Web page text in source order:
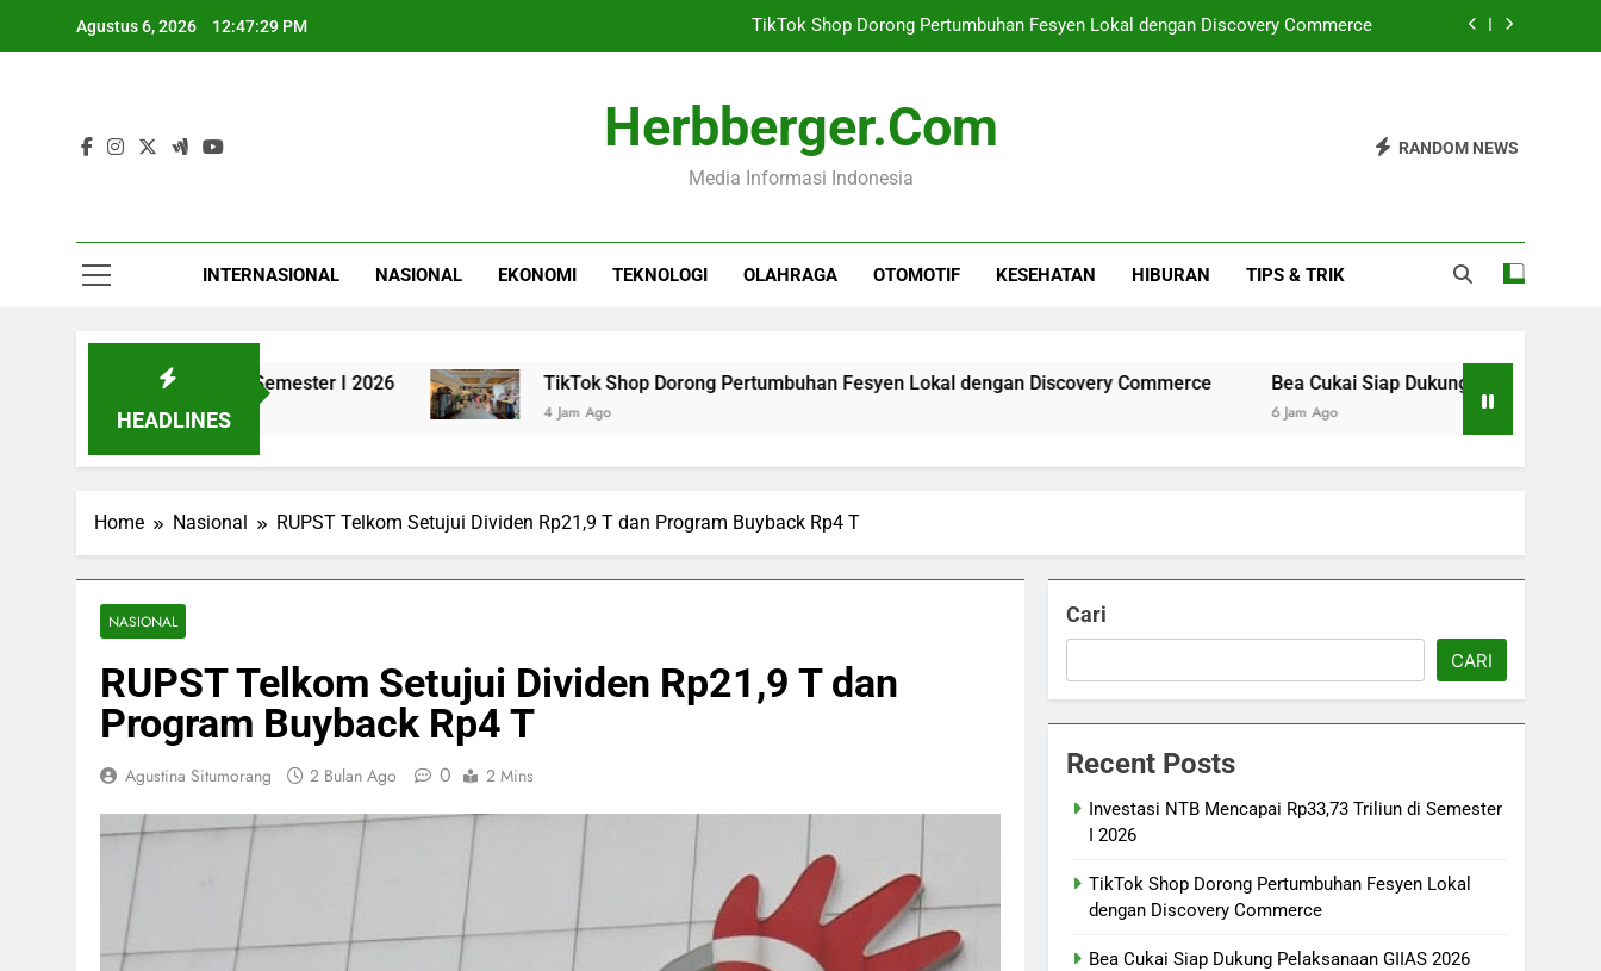
Agustus 6, 2026 12:47:30 PM TikTok Shop Dorong Pertumbuhan Fesyen Lokal dengan Discovery Commerce
Yusril: Hukuman Mati untuk Koruptor Sudah Diatur dalam UU
Investasi NTB Mencapai Rp33,73 Triliun di Semester I 2026
Bea Cukai Siap Dukung Pelaksanaan GIIAS 2026 dengan Lancar
Herbberger.com
Media Informasi Indonesia
RANDOM NEWS
INTERNASIONAL NASIONAL EKONOMI TEKNOLOGI OLAHRAGA OTOMOTIF KESEHATAN HIBURAN TIPS & TRIK
HEADLINES
Rp33,73 Triliun di Semester I 2026 TikTok Shop Dorong Pertumbuhan Fesyen Lokal dengan Discovery Commerce
4 Jam Ago
Bea Cukai Siap Dukung Pelaksanaan GIIAS
Home Nasional RUPST Telkom Setujui Dividen Rp21,9 T dan Program Buyback Rp4 T
NASIONAL
RUPST Telkom Setujui Dividen Rp21,9 T dan
Program Buyback Rp4 T
Agustina Situmorang 2 Bulan Ago 0 2 Mins
Cari
CARI
Recent Posts
Investasi NTB Mencapai Rp33,73 Triliun di Semester
I 2026
TikTok Shop Dorong Pertumbuhan Fesyen Lokal
dengan Discovery Commerce
Bea Cukai Siap Dukung Pelaksanaan GIIAS 2026